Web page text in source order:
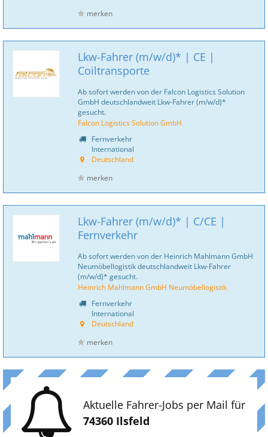
merken
Lkw-Fahrer (m/w/d)* | CE |
Coiltransporte
Ab sofort werden von der Falcon Logistics Solution
GmbH deutschlandweit Lkw-Fahrer (m/w/d)*
gesucht.
Falcon Logistics Solution GmbH
Fernverkehr
International
Deutschland
merken
Lkw-Fahrer (m/w/d)* | C/CE |
Fernverkehr
Ab sofort werden von der Heinrich Mahlmann GmbH
Neumöbellogistik deutschlandweit Lkw-Fahrer
(m/w/d)* gesucht.
Heinrich Mahlmann GmbH Neumöbellogistik
Fernverkehr
International
Deutschland
merken
Aktuelle Fahrer-Jobs per Mail für
74360 Ilsfeld